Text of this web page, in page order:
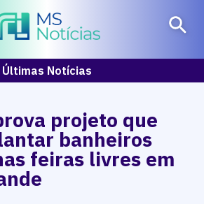
Últimas Notícias
projeto que
banheiros
feiras livres em